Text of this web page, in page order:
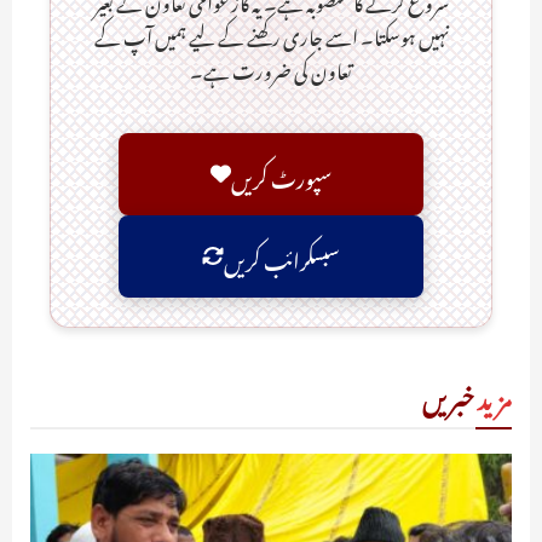
نہیں ہوسکتا۔ اسے جاری رکھنے کے لیے ہمیں آپ کے
تعاون کی ضرورت ہے۔
سپورٹ کریں
سبسکرائب کریں
مزیدخبریں